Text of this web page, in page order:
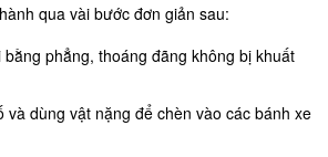
qua vài bước đơn giản sau:
phẳng, thoáng đãng không bị khuất
và dùng vật nặng để chèn vào các bánh xe